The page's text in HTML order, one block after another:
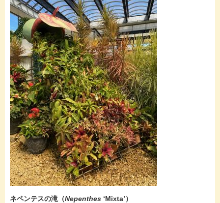
ネペンテスの滝（Nepenthes ‘Mixta’）